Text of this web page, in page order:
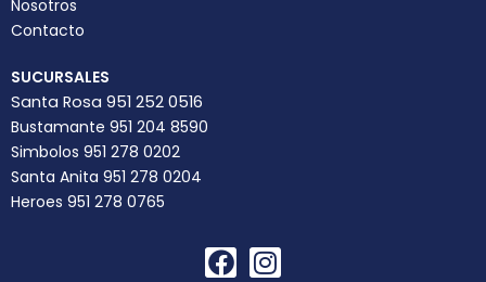
Nosotros
Contacto
SUCURSALES
Santa Rosa 951 252 0516
Bustamante 951 204 8590
Simbolos 951 278 0202
Santa Anita 951 278 0204
Heroes 951 278 0765